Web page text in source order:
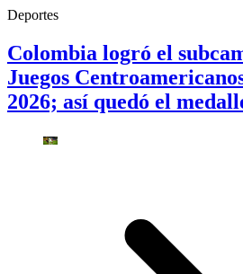
Deportes
Colombia logró el
Juegos
2026; así quedó el